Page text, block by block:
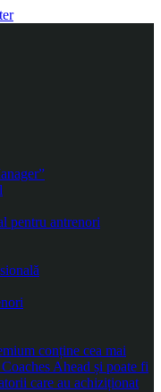
pentru antrenori
conține cea mai
Ahead și poate fi
care au achiziționat